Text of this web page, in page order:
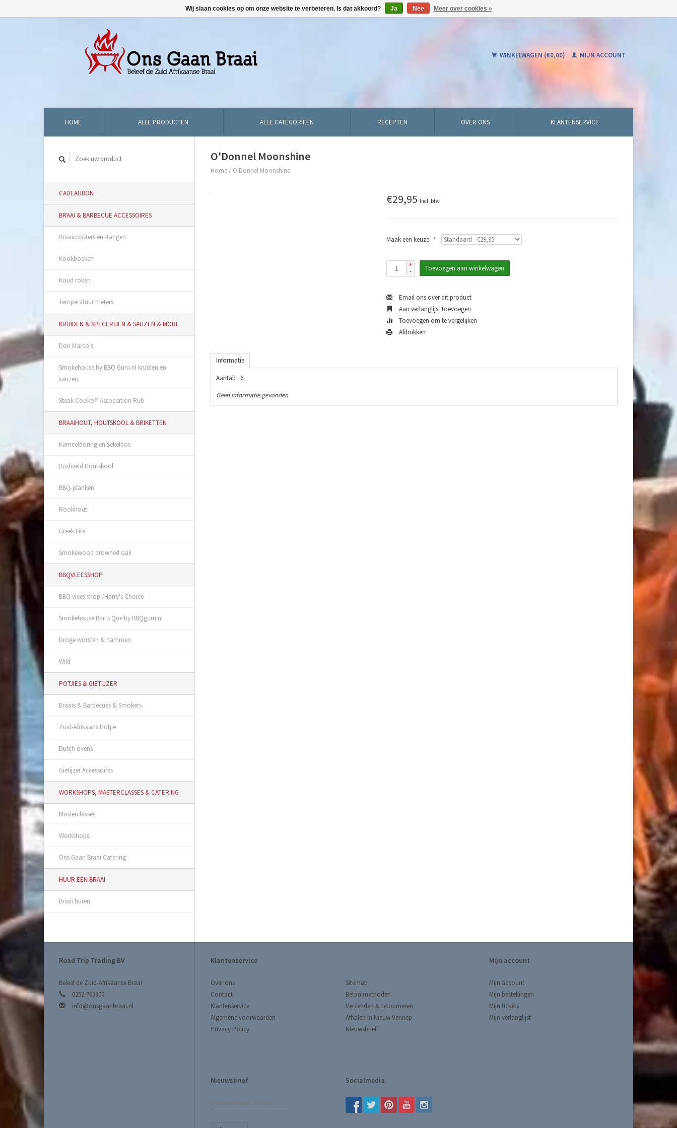
WINKELWAGEN (€0,00) MIJN ACCOUNT
HOME ALLE PRODUCTEN ALLE CATEGORIEËN RECEPTEN OVER ONS KLANTENSERVICE
CADEAUBON
BRAAI & BARBECUE ACCESSOIRES
Braairoosters en -tangen
Kookboeken
Koud roken
Temperatuur meters
KRUIDEN & SPECERIJEN & SAUZEN & MORE
Don Marco's
Smokehouse by BBQ Guru.nl kruiden en
sauzen
Steak Cookoff Association Rub
BRAAIHOUT, HOUTSKOOL & BRIKETTEN
Kameeldoring en Sekelbos
Bushveld Houtskool
BBQ-planken
Rookhout
Greek Fire
Smokewood drowned oak
BBQVLEESSHOP
BBQ vlees shop /Harry's Choice
Smokehouse Bar B Que by BBQguru.nl
Droge worsten & hammen
Wild
POTJIES & GIETIJZER
Braais & Barbecues & Smokers
Zuid-Afrikaans Potjie
Dutch ovens
Gietijzer Accessoires
WORKSHOPS, MASTERCLASSES & CATERING
Masterclasses
Workshops
Ons Gaan Braai Catering
HUUR EEN BRAAI
Braai huren
O'Donnel Moonshine
Home / O'Donnel Moonshine
€29,95 Incl. btw
Maak een keuze: *
+
-
Toevoegen aan winkelwagen
Email ons over dit product
Aan verlanglijst toevoegen
Toevoegen om te vergelijken
Afdrukken
Informatie
Aantal:
6
Geen informatie gevonden
Road Trip Trading BV
Beleef de Zuid-Afrikaanse Braai
0252-763900
info@onsgaanbraai.nl
Klantenservice
Over ons
Contact
Klantenservice
Algemene voorwaarden
Privacy Policy
Sitemap
Betaalmethoden
Verzenden & retourneren
Afhalen in Nieuw Vennep
Nieuwsbrief
Mijn account
Mijn account
Mijn bestellingen
Mijn tickets
Mijn verlanglijst
Nieuwsbrief Socialmedia
Wij slaan cookies op om onze website te verbeteren. Is dat akkoord? Ja Nee Meer over cookies »